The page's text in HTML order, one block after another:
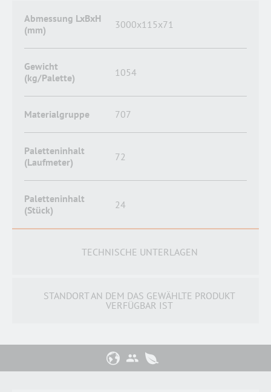
Abmessung LxBxH
(mm)
3000x115x71
Gewicht
(kg/Palette)
1054
Materialgruppe 707
Paletteninhalt
(Laufmeter)
72
Paletteninhalt
(Stück)
24
TECHNISCHE UNTERLAGEN
STANDORT AN DEM DAS GEWÄHLTE PRODUKT
VERFÜGBAR IST